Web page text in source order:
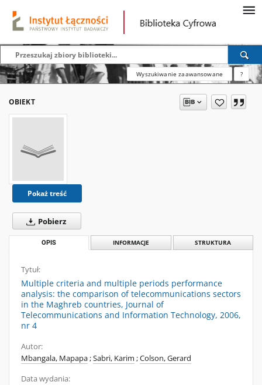
Wyszukiwanie zaawansowane ?
OBIEKT
Pokaż treść
Pobierz
OPIS INFORMACJE STRUKTURA
Tytuł:
Multiple criteria and multiple periods performance
analysis: the comparison of telecommunications sectors
in the Maghreb countries, Journal of
Telecommunications and Information Technology, 2006,
nr 4
Autor:
Mbangala, Mapapa;Sabri, Karim ;Colson, Gerard
Data wydania: